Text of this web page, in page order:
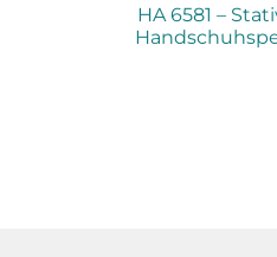
HA 6581 –